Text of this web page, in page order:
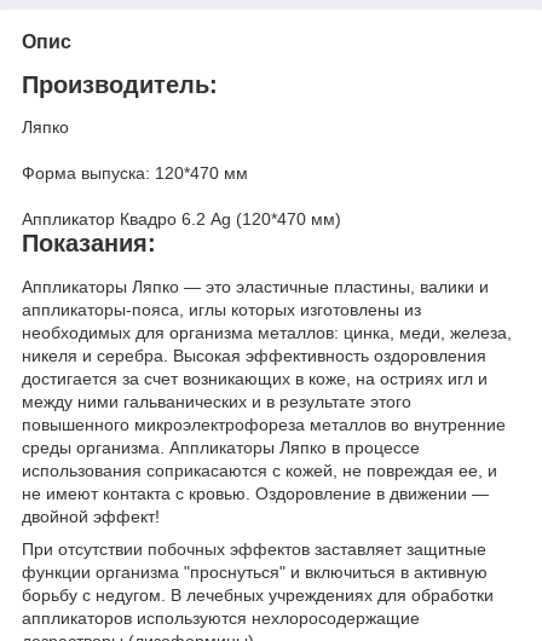
Опис
Производитель:
Ляпко
Форма выпуска: 120*470 мм
Аппликатор Квадро 6.2 Ag (120*470 мм)
Показания:
Аппликаторы Ляпко — это эластичные пластины, валики и
аппликаторы-пояса, иглы которых изготовлены из
необходимых для организма металлов: цинка, меди, железа,
никеля и серебра. Высокая эффективность оздоровления
достигается за счет возникающих в коже, на остриях игл и
между ними гальванических и в результате этого
повышенного микроэлектрофореза металлов во внутренние
среды организма. Аппликаторы Ляпко в процессе
использования соприкасаются с кожей, не повреждая ее, и
не имеют контакта с кровью. Оздоровление в движении —
двойной эффект!
При отсутствии побочных эффектов заставляет защитные
функции организма "проснуться" и включиться в активную
борьбу с недугом. В лечебных учреждениях для обработки
аппликаторов используются нехлоросодержащие